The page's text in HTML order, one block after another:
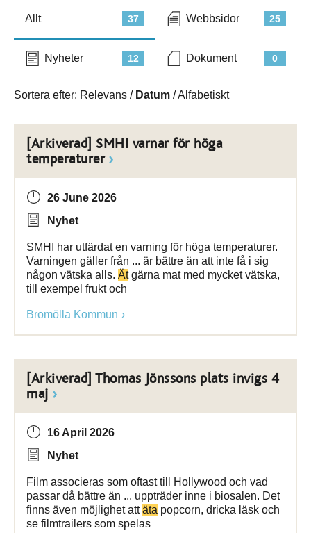
37
Allt 25
Webbsidor
12
Nyheter 0
Dokument
Sortera efter: Relevans / Datum /Alfabetiskt
[Arkiverad] SMHI varnar för höga
temperaturer
26 June 2026
Nyhet
SMHI har utfärdat en varning för höga temperaturer.
Varningen gäller från ... är bättre än att inte få i sig
någon vätska alls. Ätgärna mat med mycket vätska,
till exempel frukt och
Bromölla Kommun
[Arkiverad] Thomas Jönssons plats invigs 4
maj
16 April 2026
Nyhet
Film associeras som oftast till Hollywood och vad
passar då bättre än ... uppträder inne i biosalen. Det
finns även möjlighet attäta popcorn, dricka läsk och
se filmtrailers som spelas